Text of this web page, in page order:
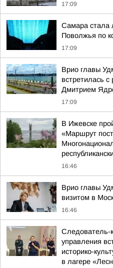
17:09
Самара стала
Поволжья по
17:09
Врио главы
встретилась
Дмитрием
17:09
В Ижевске
«Маршрут
16:46
Врио главы
визитом в
16:46
Следователь-
управления
историко-
в лагере